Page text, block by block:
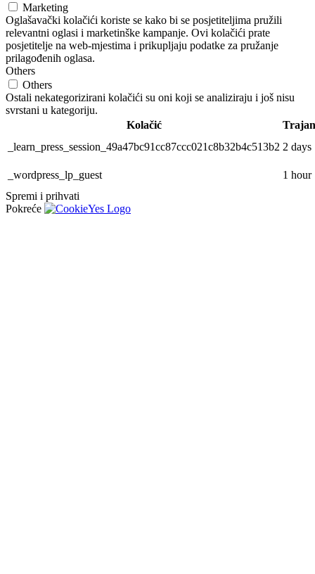
Marketing
Oglašavački kolačići koriste se kako bi se posjetiteljima pružili
relevantni oglasi i marketinške kampanje. Ovi kolačići prate
posjetitelje na web-mjestima i prikupljaju podatke za pružanje
prilagođenih oglasa.
Others
Others
Ostali nekategorizirani kolačići su oni koji se analiziraju i još nisu
svrstani u kategoriju.
Kolačić
_learn_press_session_49a47bc91cc87ccc021c8b32b4c513b2 2 days
_wordpress_lp_guest
1 hour
Spremi i prihvati
Pokreće